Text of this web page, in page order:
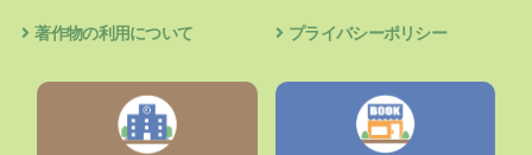
著作物の利用について プライバシーポリシー